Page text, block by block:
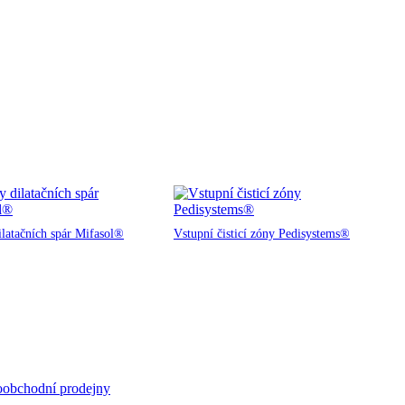
spár Mifasol® Vstupní čisticí zóny Pedisystems®